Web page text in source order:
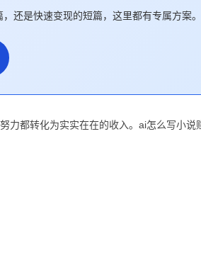
还是快速变现的短篇，这里都有专属方案。
力都转化为实实在在的收入。ai怎么写小说